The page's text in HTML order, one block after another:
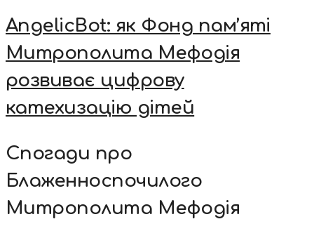
AngelicBot: як Фонд пам’яті
Митрополита Мефодія
розвиває цифрову
катехизацію дітей
Спогади про
Блаженноспочилого
Митрополита Мефодія